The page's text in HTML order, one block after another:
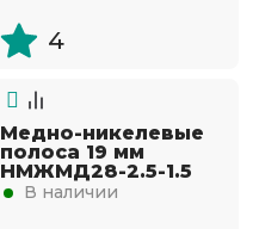
4
Медно-никелевые
полоса 19 мм
НМЖМД28-2.5-1.5
В наличии